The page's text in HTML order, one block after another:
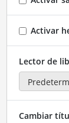
Activar
Lector de
Cambiar